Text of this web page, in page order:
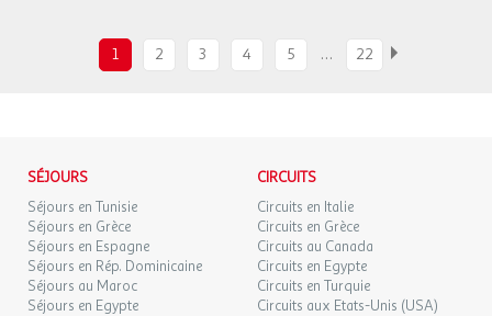
1 2 3 4 5 … 22
SÉJOURS
Séjours en Tunisie
Séjours en Grèce
Séjours en Espagne
Séjours en Rép. Dominicaine
Séjours au Maroc
Séjours en Egypte
CIRCUITS
Circuits en Italie
Circuits en Grèce
Circuits au Canada
Circuits en Egypte
Circuits en Turquie
Circuits aux Etats-Unis (USA)